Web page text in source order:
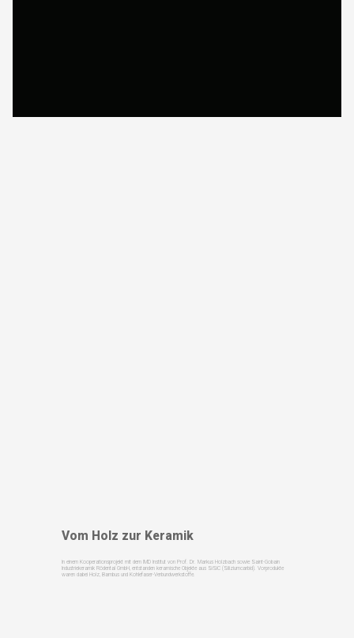
Vom Holz zur Keramik
In einem Kooperationsprojekt mit dem IMD Institut von Prof. Dr. Markus Holzbach sowie Saint-Gobain
Industriekeramik Rödental GmbH, entstanden keramische Objekte aus SiSiC (Siliziumcarbid). Vorprodukte
waren dabei Holz, Bambus und Kohlefaser-Verbundwerkstoffe.